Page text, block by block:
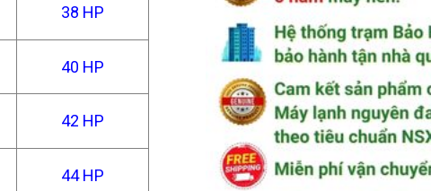
38 HP
40 HP
42 HP
44 HP